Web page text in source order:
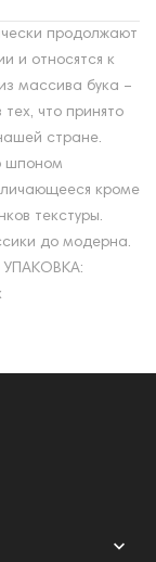
продолжают
и относятся к
массива бука –
что принято
стране.
шпоном
кроме
текстуры.
до модерна.
УПАКОВКА:
